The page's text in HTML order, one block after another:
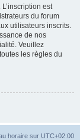
est
du forum
utilisateurs inscrits.
de nos
Veuillez
les règles du
horaire sur UTC+02:00